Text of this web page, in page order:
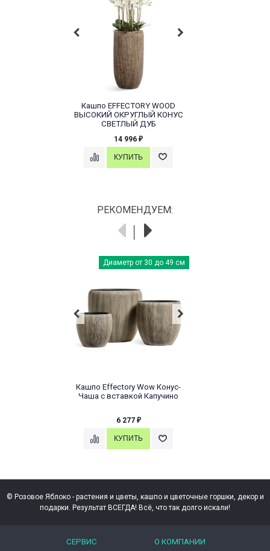
Кашпо EFFECTORY WOOD
ВЫСОКИЙ ОКРУГЛЫЙ КОНУС
CВЕТЛЫЙ ДУБ
14 996 ₽
РЕКОМЕНДУЕМ:
Диаметр от 30 до 49 см
Кашпо Effectory Wow Конус-
Чаша с вставкой Капучино
6 277 ₽
© Розовое Яблоко - растения и цветы, кашпо и цветочные горшки, декор и
подарки. Результат ВСЕГДА! Всё, что так долго искали!
СЕРВИС О КОМПАНИИ